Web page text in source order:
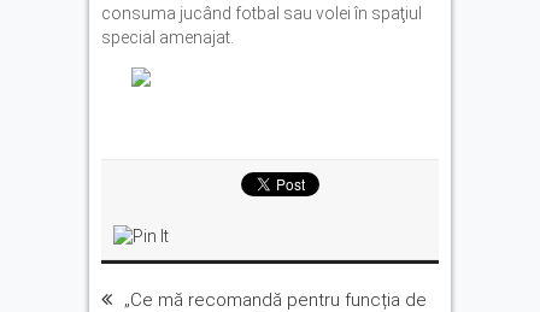
consuma jucând fotbal sau volei în spaţiul
special amenajat.
„Ce mă recomandă pentru funcția de